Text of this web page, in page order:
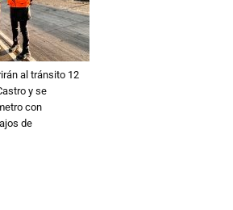
al tránsito 12
y se
con
de